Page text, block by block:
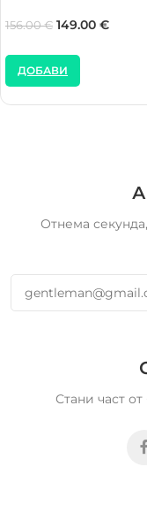
156.00€ 149.00 €
ДОБАВИ
Отнема
Стани част